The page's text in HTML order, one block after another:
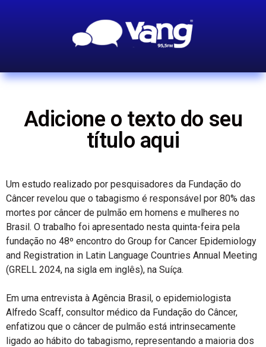
Adicione o texto do seu
título aqui
Um estudo realizado por pesquisadores da Fundação do
Câncer revelou que o tabagismo é responsável por 80% das
mortes por câncer de pulmão em homens e mulheres no
Brasil. O trabalho foi apresentado nesta quinta-feira pela
fundação no 48º encontro do Group for Cancer Epidemiology
and Registration in Latin Language Countries Annual Meeting
(GRELL 2024, na sigla em inglês), na Suíça.
Em uma entrevista à Agência Brasil, o epidemiologista
Alfredo Scaff, consultor médico da Fundação do Câncer,
enfatizou que o câncer de pulmão está intrinsecamente
ligado ao hábito do tabagismo, representando a maioria dos